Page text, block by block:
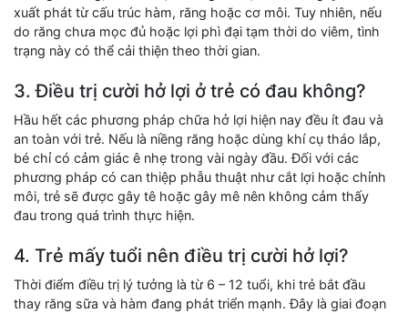
xuất phát từ cấu trúc hàm, răng hoặc cơ môi. Tuy nhiên, nếu
do răng chưa mọc đủ hoặc lợi phì đại tạm thời do viêm, tình
trạng này có thể cải thiện theo thời gian.
3. Điều trị cười hở lợi ở trẻ có đau không?
Hầu hết các phương pháp chữa hở lợi hiện nay đều ít đau và
an toàn với trẻ. Nếu là niềng răng hoặc dùng khí cụ tháo lắp,
bé chỉ có cảm giác ê nhẹ trong vài ngày đầu. Đối với các
phương pháp có can thiệp phẫu thuật như cắt lợi hoặc chỉnh
môi, trẻ sẽ được gây tê hoặc gây mê nên không cảm thấy
đau trong quá trình thực hiện.
4. Trẻ mấy tuổi nên điều trị cười hở lợi?
Thời điểm điều trị lý tưởng là từ 6 – 12 tuổi, khi trẻ bắt đầu
thay răng sữa và hàm đang phát triển mạnh. Đây là giai đoạn